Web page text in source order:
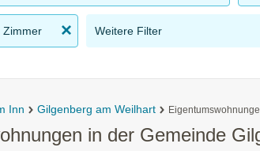
Zimmer Weitere Filter
Inn Gilgenberg am Weilhart
in der Gemeinde